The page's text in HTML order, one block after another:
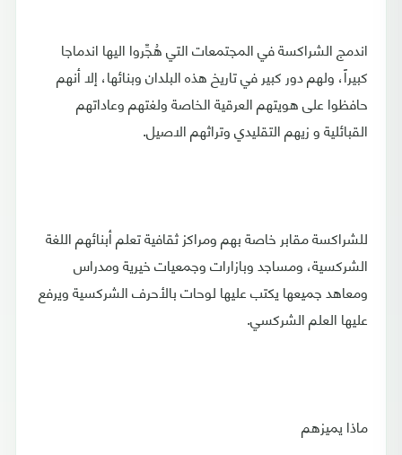
اندمج الشراكسة في المجتمعات التي هُجِّروا اليها اندماجا
كبيراً، ولهم دور كبير في تاريخ هذه البلدان وبنائها، إلا أنهم
حافظوا على هويتهم العرقية الخاصة ولغتهم وعاداتهم
القبائلية و زيهم التقليدي وتراثهم الاصيل.
للشراكسة مقابر خاصة بهم ومراكز ثقافية تعلم أبنائهم اللغة
الشركسية، ومساجد وبازارات وجمعيات خيرية ومدراس
ومعاهد جميعها يكتب عليها لوحات بالأحرف الشركسية ويرفع
عليها العلم الشركسي.
ماذا يميزهم